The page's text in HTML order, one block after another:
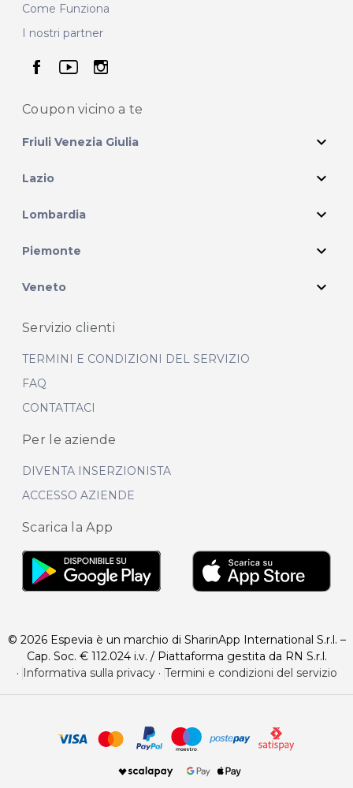
Come Funziona
I nostri partner
seguici su facebook
seguici su youtube
seguici su instagram
Coupon vicino a te
Friuli Venezia Giulia expand_more
Lazio expand_more
Lombardia expand_more
Piemonte expand_more
Veneto expand_more
Servizio clienti
TERMINI E CONDIZIONI DEL SERVIZIO
FAQ
CONTATTACI
Per le aziende
DIVENTA INSERZIONISTA
ACCESSO AZIENDE
Scarica la App
© 2026 Espevia è un marchio di SharinApp International S.r.l. –
Cap. Soc. € 112.024 i.v. / Piattaforma gestita da RN S.r.l.
· Informativa sulla privacy· Termini e condizioni del servizio